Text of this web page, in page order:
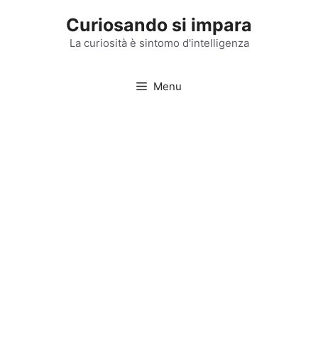
Curiosando si impara
La curiosità è sintomo d'intelligenza
Menu